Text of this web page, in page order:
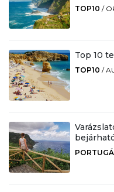
TOP10 /
Top 10
TOP10 /